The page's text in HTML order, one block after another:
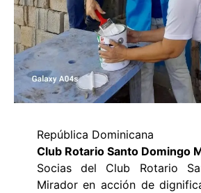
República Dominicana
Club Rotario Santo Domingo
Socias del Club Rotario
Mirador en acción de